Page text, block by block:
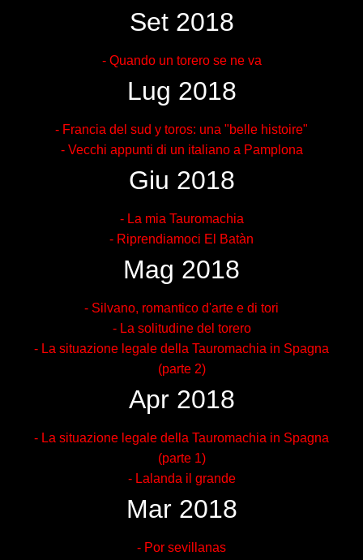
Set 2018
- Quando un torero se ne va
Lug 2018
- Francia del sud y toros: una "belle histoire"
- Vecchi appunti di un italiano a Pamplona
Giu 2018
- La mia Tauromachia
- Riprendiamoci El Batàn
Mag 2018
- Silvano, romantico d'arte e di tori
- La solitudine del torero
- La situazione legale della Tauromachia in Spagna
(parte 2)
Apr 2018
- La situazione legale della Tauromachia in Spagna
(parte 1)
- Lalanda il grande
Mar 2018
- Por sevillanas